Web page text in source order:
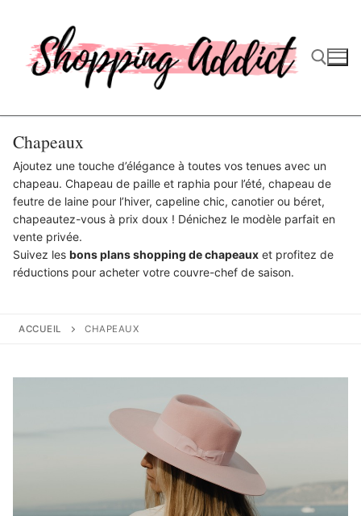
contenu
Chapeaux
Ajoutez une touche d’élégance à toutes vos tenues avec un
chapeau. Chapeau de paille et raphia pour l’été, chapeau de
feutre de laine pour l’hiver, capeline chic, canotier ou béret,
chapeautez-vous à prix doux ! Dénichez le modèle parfait en
vente privée.
Suivez les bons plans shopping de chapeaux et profitez de
réductions pour acheter votre couvre-chef de saison.
ACCUEIL CHAPEAUX